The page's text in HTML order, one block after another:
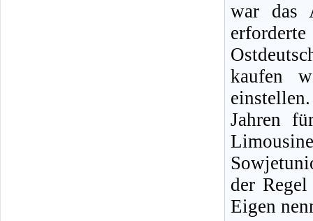
war das
kaufen
Jahren
der
Eigen